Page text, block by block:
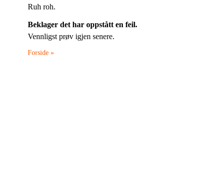
Ruh roh.
Beklager det har oppstått en feil.
Vennligst prøv igjen senere.
Forside »